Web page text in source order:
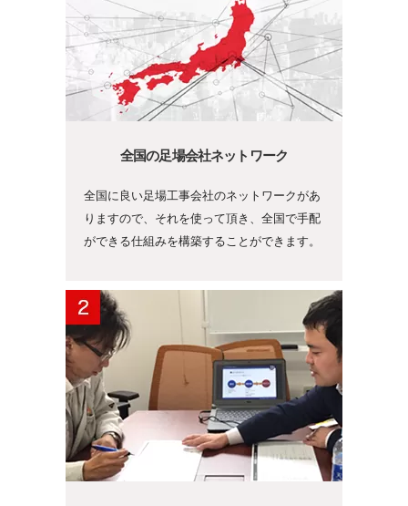
全国の足場会社ネットワーク
全国に良い足場工事会社のネットワークがあ
りますので、それを使って頂き、全国で手配
ができる仕組みを構築することができます。